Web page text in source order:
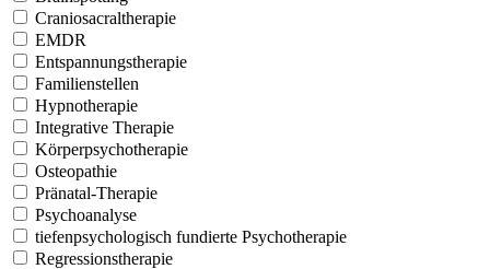
Cran­iosacralther­a­pie
EMDR
Entspan­nungs­ther­a­pie
Fam­i­lien­stellen
Hyp­nother­a­pie
Inte­gra­tive Ther­a­pie
Kör­perpsy­chother­a­pie
Osteopathie
Prä­na­tal-Ther­a­pie
Psy­cho­analyse
tiefenpsy­chol­o­gisch fundierte Psy­chother­a­pie
Regres­sion­s­ther­a­pie